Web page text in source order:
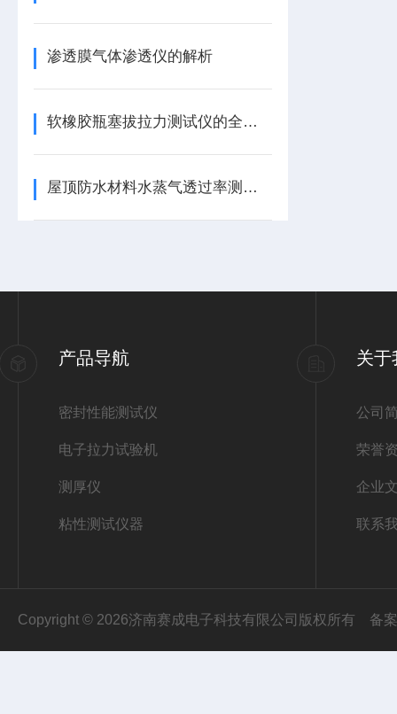
渗透膜气体渗透仪的解析
软橡胶瓶塞拔拉力测试仪的全面解析
屋顶防水材料水蒸气透过率测试仪的应用
产品导航
密封性能测试仪
电子拉力试验机
测厚仪
粘性测试仪器
关于
公司
荣誉
企业
联系
Copyright © 2026济南赛成电子科技有限公司版权所有 备